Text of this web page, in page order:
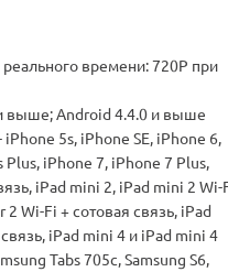
времени: 720P при
выше; Android 4.4.0 и выше
5s, iPhone SE, iPhone 6,
iPhone 7, iPhone 7 Plus,
iPad mini 2, iPad mini 2 Wi-
2 Wi-Fi + сотовая связь, iPad
iPad mini 4 и iPad mini 4
Tabs 705c, Samsung S6,